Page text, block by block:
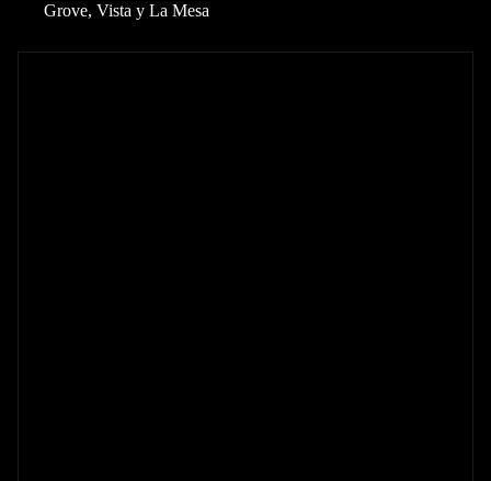
Grove, Vista y La Mesa